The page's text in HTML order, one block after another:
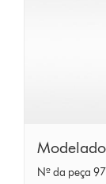
Dyson
Nº da peça